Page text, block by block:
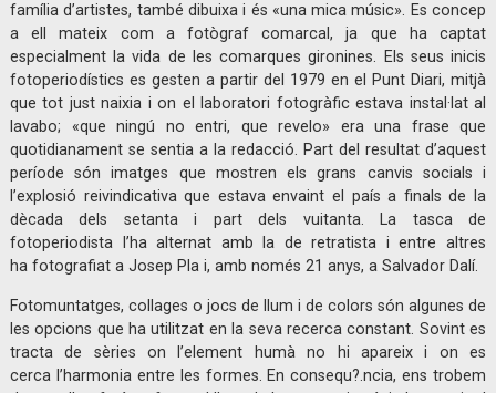
família d’artistes, també dibuixa i és «una mica músic». Es concep
a ell mateix com a fotògraf comarcal, ja que ha captat
especialment la vida de les comarques gironines. Els seus inicis
fotoperiodístics es gesten a partir del 1979 en el Punt Diari, mitjà
que tot just naixia i on el laboratori fotogràfic estava instal·lat al
lavabo; «que ningú no entri, que revelo» era una frase que
quotidianament se sentia a la redacció. Part del resultat d’aquest
període són imatges que mostren els grans canvis socials i
l’explosió reivindicativa que estava envaint el país a finals de la
dècada dels setanta i part dels vuitanta. La tasca de
fotoperiodista l’ha alternat amb la de retratista i entre altres
ha fotografiat a Josep Pla i, amb només 21 anys, a Salvador Dalí.
Fotomuntatges, collages o jocs de llum i de colors són algunes de
les opcions que ha utilitzat en la seva recerca constant. Sovint es
tracta de sèries on l’element humà no hi apareix i on es
cerca l’harmonia entre les formes. En consequ?.ncia, ens trobem